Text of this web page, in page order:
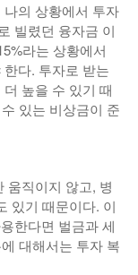
의 상황에서 투자
빌렸던 융자금 이
라는 상황에서
다. 투자로 받는
높을 수 있기 때
있는 비상금이 준
움직이지 않고, 병
있기 때문이다. 이
한다면 벌금과 세
대해서는 투자 복